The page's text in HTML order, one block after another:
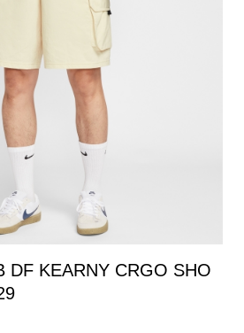
DF KEARNY CRGO SHO